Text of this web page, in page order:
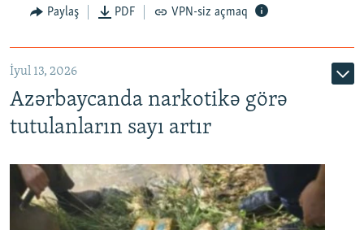
Paylaş PDF VPN-siz açmaq
İyul 13, 2026
Azərbaycanda narkotikə görə
tutulanların sayı artır